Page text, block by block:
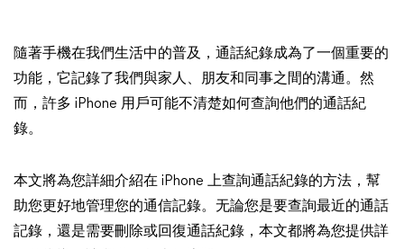
隨著手機在我們生活中的普及，通話紀錄成為了一個重要的
功能，它記錄了我們與家人、朋友和同事之間的溝通。然
而，許多 iPhone 用戶可能不清楚如何查詢他們的通話紀
錄。
本文將為您詳細介紹在 iPhone 上查詢通話紀錄的方法，幫
助您更好地管理您的通信記錄。无論您是要查詢最近的通話
記錄，還是需要刪除或回復通話紀錄，本文都將為您提供詳